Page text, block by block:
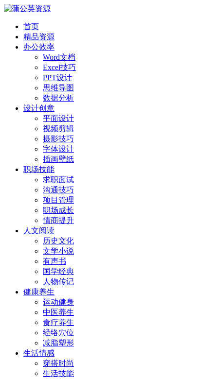
首页
精品资源
办公效率
Word文档
Excel技巧
PPT设计
思维导图
数据分析
设计创意
平面设计
视频剪辑
摄影技巧
字体设计
插画壁纸
职场技能
求职面试
沟通技巧
项目管理
职场成长
情商提升
人文阅读
历史文化
文学小说
有声书
国学经典
人物传记
健康养生
运动健身
中医养生
食疗养生
经络穴位
减脂塑形
生活情感
穿搭时尚
生活技能